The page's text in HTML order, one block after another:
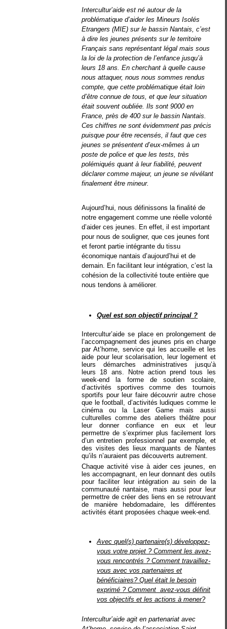
Intercultur’aide est né autour de la
problématique d’aider les Mineurs Isolés
Etrangers (MIE) sur le bassin Nantais, c’est
à dire les jeunes présents sur le territoire
Français sans représentant légal mais sous
la loi de la protection de l’enfance jusqu’à
leurs 18 ans. En cherchant à quelle cause
nous attaquer, nous nous sommes rendus
compte, que cette problématique était loin
d’être connue de tous, et que leur situation
était souvent oubliée. Ils sont 9000 en
France, près de 400 sur le bassin Nantais.
Ces chiffres ne sont évidemment pas précis
puisque pour être recensés, il faut que ces
jeunes se présentent d’eux-mêmes à un
poste de police et que les tests, très
polémiqués quant à leur fiabilité, peuvent
déclarer comme majeur, un jeune se révélant
finalement être mineur.
Aujourd’hui, nous définissons la finalité de
notre engagement comme une réelle volonté
d’aider ces jeunes. En effet, il est important
pour nous de souligner, que ces jeunes font
et feront partie intégrante du tissu
économique nantais d’aujourd’hui et de
demain. En facilitant leur intégration, c’est la
cohésion de la collectivité toute entière que
nous tendons à améliorer.
Quel est son objectif principal ?
Intercultur’aide se place en prolongement de
l’accompagnement des jeunes pris en charge
par At’home, service qui les accueille et les
aide pour leur scolarisation, leur logement et
leurs démarches administratives jusqu’à
leurs 18 ans. Notre action prend tous les
week-end la forme de soutien scolaire,
d’activités sportives comme des tournois
sportifs pour leur faire découvrir autre chose
que le football, d’activités ludiques comme le
cinéma ou la Laser Game mais aussi
culturelles comme des ateliers théâtre pour
leur donner confiance en eux et leur
permettre de s’exprimer plus facilement lors
d’un entretien professionnel par exemple, et
des visites des lieux marquants de Nantes
qu’ils n’auraient pas découverts autrement.
Chaque activité vise à aider ces jeunes, en
les accompagnant, en leur donnant des outils
pour faciliter leur intégration au sein de la
communauté nantaise, mais aussi pour leur
permettre de créer des liens en se retrouvant
de manière hebdomadaire, les différentes
activités étant proposées chaque week-end.
Avec quel(s) partenaire(s) développez-
vous votre projet ? Comment les avez-
vous rencontrés ? Comment travaillez-
vous avec vos partenaires et
bénéficiaires? Quel était le besoin
exprimé ? Comment avez-vous définit
vos objectifs et les actions à mener?
Intercultur’aide agit en partenariat avec